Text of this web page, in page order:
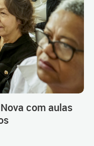
com aulas